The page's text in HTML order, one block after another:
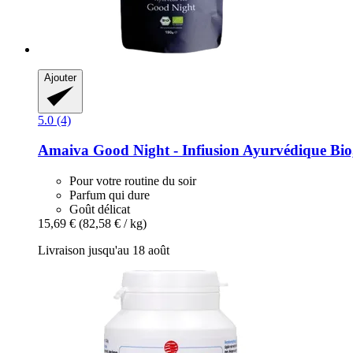
Ajouter
5.0 (4)
Amaiva Good Night -​ Infiusion Ayurvédique
Pour votre routine du soir
Parfum qui dure
Goût délicat
15,69 € (82,58 € / kg)
Livraison jusqu'au 18 août